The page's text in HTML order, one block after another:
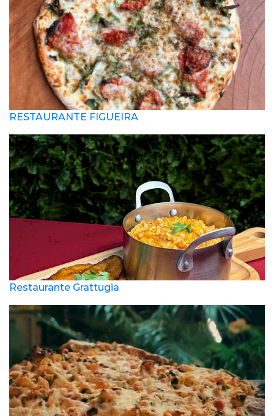
RESTAURANTE FIGUEIRA
Restaurante Grattugia